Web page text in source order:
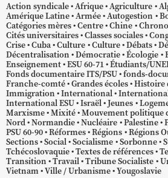
Action syndicale Afrique Agriculture
Amérique Latine Armée Autogestion
Catégories mères Centre Chine
Cités universitaires Classes sociales
Crise Cuba Culture Culture Débats
Décentralisation Démocratie Écologie
Enseignement ESU 60-71 Étudiants/
Fonds documentaire ITS/PSU fonds-
Franche-comté Grandes écoles Histoire
Immigration International
International ESU Israël Jeunes
Marxisme Mixité Mouvement politique
Nord Normandie Nucléaire Palestine
PSU 60-90 Réformes Régions Régions
Sections Social Socialisme Sorbonne
Tchécoslovaquie Textes de références
Transition Travail Tribune Socialiste
Vietnam Ville / Urbanisme Yougoslavie